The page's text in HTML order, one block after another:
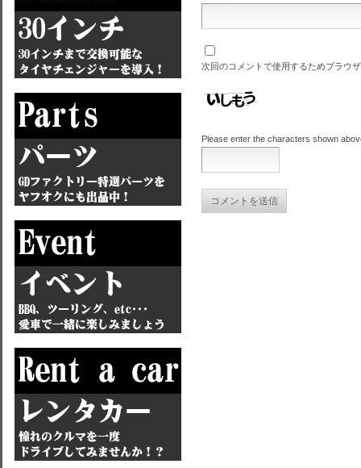
次回のコメントで使用するためブラウ
Please enter the characters shown